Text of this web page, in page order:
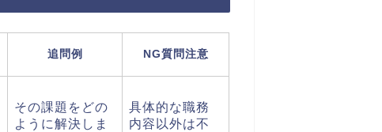
追問例 NG質問注意
その課題をどの
ように解決しま
具体的な職務
内容以外は不